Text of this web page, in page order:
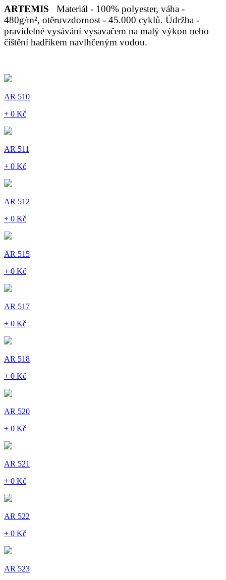
ARTEMIS
Materiál - 100% polyester, váha -
480g/m², otěruvzdornost - 45.000 cyklů. Údržba -
pravidelné vysávání vysavačem na malý výkon nebo
čištění hadříkem navlhčeným vodou.
AR 510
+ 0 Kč
AR 511
+ 0 Kč
AR 512
+ 0 Kč
AR 515
+ 0 Kč
AR 517
+ 0 Kč
AR 518
+ 0 Kč
AR 520
+ 0 Kč
AR 521
+ 0 Kč
AR 522
+ 0 Kč
AR 523